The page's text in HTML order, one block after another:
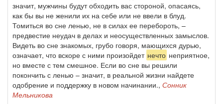
значит, мужчины будут обходить вас стороной, опасаясь,
как бы вы не женили их на себе или не ввели в блуд.
Томиться во сне ленью, не в силах ее перебороть, –
предвестие неудач в делах и неосуществленных замыслов.
Видеть во сне знакомых, грубо говоря, мающихся дурью,
означает, что вскоре с ними произойдет нечто неприятное,
но вместе с тем смешное. Если во сне вы решили
покончить с ленью – значит, в реальной жизни найдете
одобрение и поддержку в новом начинании., Сонник
Мельникова